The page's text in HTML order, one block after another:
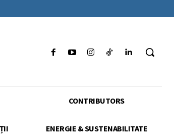
CONTRIBUTORS
ENERGIE & SUSTENABILITATE